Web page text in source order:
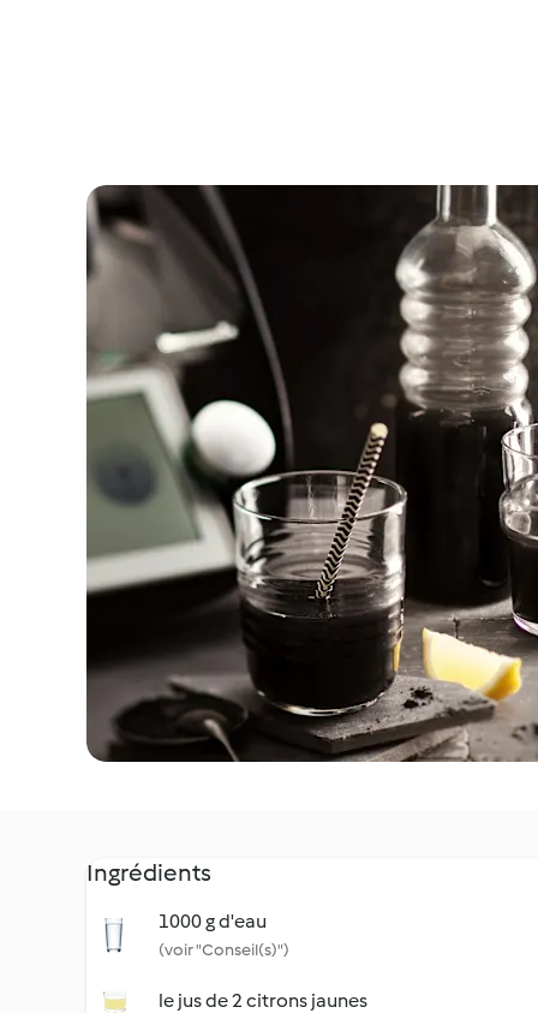
Ingrédients
1000 g d'eau
(voir "Conseil(s)")
le jus de 2 citrons jaunes